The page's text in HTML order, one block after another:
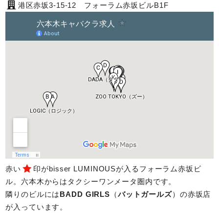
港区赤坂3-15-12 フォーラム赤坂ビルB1F
赤い
印がbisser LUMINOUSが入るフォーラム赤坂ビ
ル。六本木からはタクシーワンメータ圏内です。
隣りのビルには BADD GIRLS （バットガールズ）の赤坂店
が入っています。